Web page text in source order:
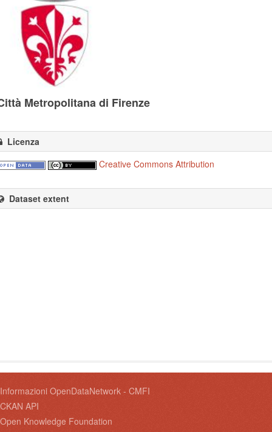
Metropolitana di Firenze
Licenza
Creative Commons Attribution
Dataset extent
Informazioni OpenDataNetwork - CMFI
CKAN API
Open Knowledge Foundation